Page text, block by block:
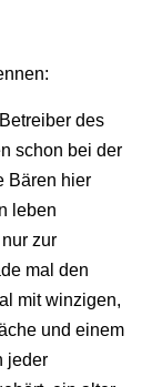
des
schon bei der
Bären hier
leben
zur
mal den
mit winzigen,
und einem
jeder